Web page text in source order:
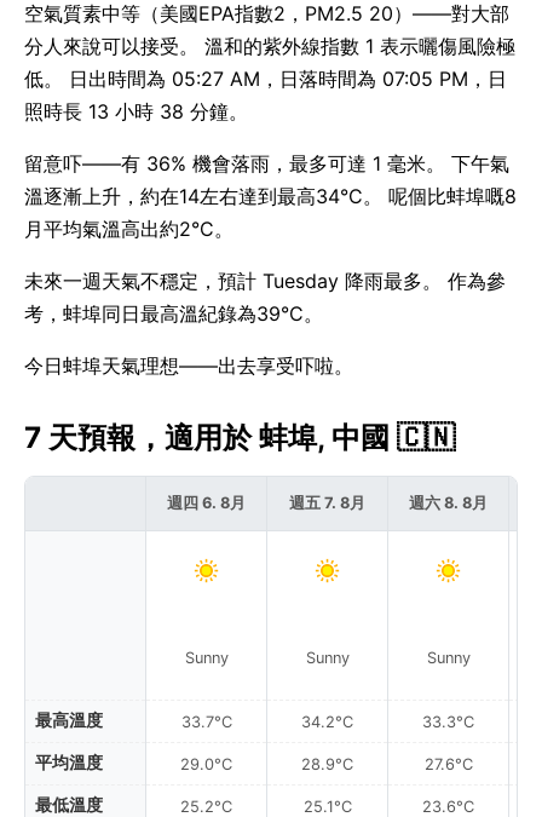
空氣質素中等（美國EPA指數2，PM2.5 20）——對大部
分人來說可以接受。 溫和的紫外線指數 1 表示曬傷風險極
低。 日出時間為 05:27 AM，日落時間為 07:05 PM，日
照時長 13 小時 38 分鐘。
留意吓——有 36% 機會落雨，最多可達 1 毫米。 下午氣
溫逐漸上升，約在14左右達到最高34°C。 呢個比蚌埠嘅8
月平均氣溫高出約2°C。
未來一週天氣不穩定，預計 Tuesday 降雨最多。 作為參
考，蚌埠同日最高溫紀錄為39°C。
今日蚌埠天氣理想——出去享受吓啦。
7 天預報，適用於 蚌埠, 中國 🇨🇳
最高溫度
平均溫度
最低溫度
週四 6. 8月
Sunny
33.7°C
29.0°C
25.2°C
週五 7. 8月
Sunny
34.2°C
28.9°C
25.1°C
週六 8. 8月
Sunny
33.3°C
27.6°C
23.6°C